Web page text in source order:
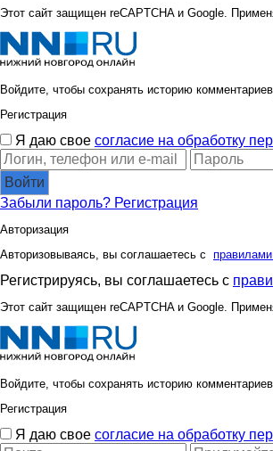
Этот сайт защищен reCAPTCHA и Google.
Войдите, чтобы сохранять историю
Регистрация
Я даю свое согласие на обработку
Войти
Забыли пароль? Регистрация
Авторизация
Авторизовываясь, вы соглашаетесь с
Регистрируясь, вы соглашаетесь с
Этот сайт защищен reCAPTCHA и Google.
Войдите, чтобы сохранять историю
Регистрация
Я даю свое согласие на обработку